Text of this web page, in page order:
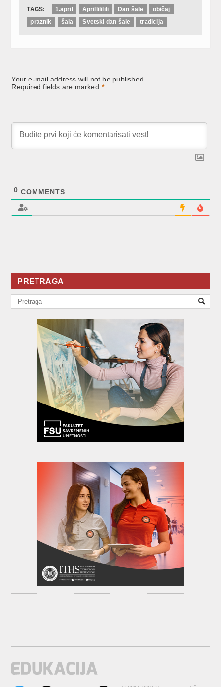
TAGS: 1.april Aprillililili Dan šale
običaj
praznik
šala Svetski dan šale tradicija
Your e-mail address will not be published.
Required fields are marked *
0 COMMENTS
PRETRAGA